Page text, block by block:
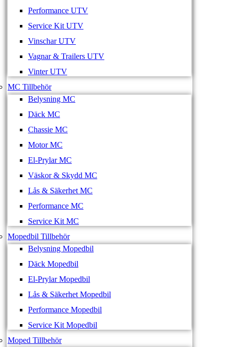
Performance UTV
Service Kit UTV
Vinschar UTV
Vagnar & Trailers UTV
Vinter UTV
MC Tillbehör
Belysning MC
Däck MC
Chassie MC
Motor MC
El-Prylar MC
Väskor & Skydd MC
Lås & Säkerhet MC
Performance MC
Service Kit MC
Mopedbil Tillbehör
Belysning Mopedbil
Däck Mopedbil
El-Prylar Mopedbil
Lås & Säkerhet Mopedbil
Performance Mopedbil
Service Kit Mopedbil
Moped Tillbehör